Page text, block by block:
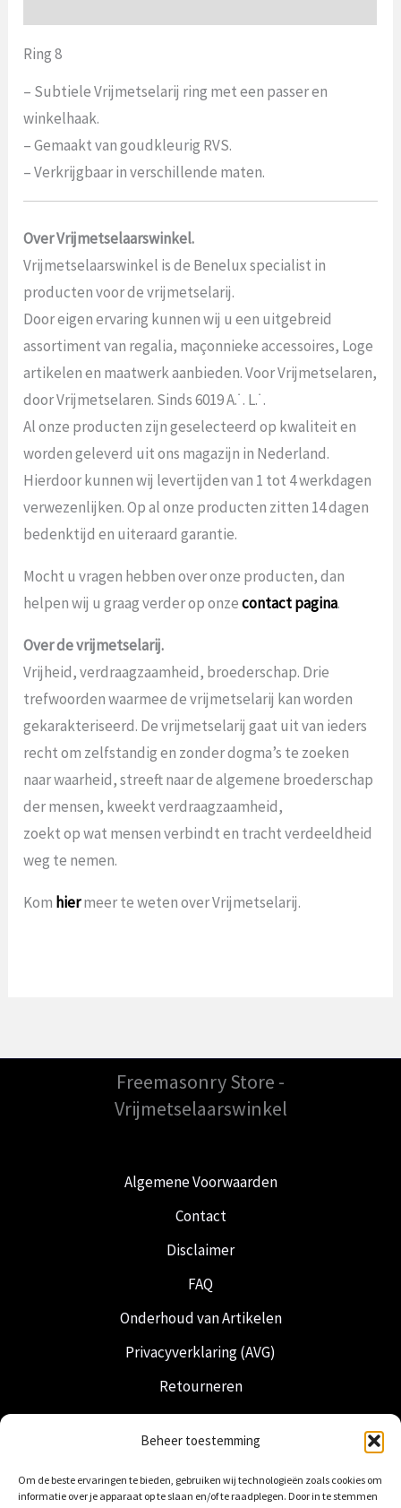
Beheer toestemming
Om de beste ervaringen te bieden, gebruiken wij technologieën zoals cookies om
informatie over je apparaat op te slaan en/of te raadplegen. Door in te stemmen
Ring 8
– Subtiele Vrijmetselarij ring met een passer en
winkelhaak.
– Gemaakt van goudkleurig RVS.
– Verkrijgbaar in verschillende maten.
Over Vrijmetselaarswinkel.
Vrijmetselaarswinkel is de Benelux specialist in
producten voor de vrijmetselarij.
Door eigen ervaring kunnen wij u een uitgebreid
assortiment van regalia, maçonnieke accessoires, Loge
artikelen en maatwerk aanbieden. Voor Vrijmetselaren,
door Vrijmetselaren. Sinds 6019 A.˙. L.˙.
Al onze producten zijn geselecteerd op kwaliteit en
worden geleverd uit ons magazijn in Nederland.
Hierdoor kunnen wij levertijden van 1 tot 4 werkdagen
verwezenlijken. Op al onze producten zitten 14 dagen
bedenktijd en uiteraard garantie.
Mocht u vragen hebben over onze producten, dan
helpen wij u graag verder op onzecontact pagina.
Over de vrijmetselarij.
Vrijheid, verdraagzaamheid, broederschap. Drie
trefwoorden waarmee de vrijmetselarij kan worden
gekarakteriseerd. De vrijmetselarij gaat uit van ieders
recht om zelfstandig en zonder dogma’s te zoeken
naar waarheid, streeft naar de algemene broederschap
der mensen, kweekt verdraagzaamheid,
zoekt op wat mensen verbindt en tracht verdeeldheid
weg te nemen.
Kom hiermeer te weten over Vrijmetselarij.
Freemasonry Store -
Vrijmetselaarswinkel
Algemene Voorwaarden
Contact
Disclaimer
FAQ
Onderhoud van Artikelen
Privacyverklaring (AVG)
Retourneren
Verzending & Levering
Nederlandse Regalia